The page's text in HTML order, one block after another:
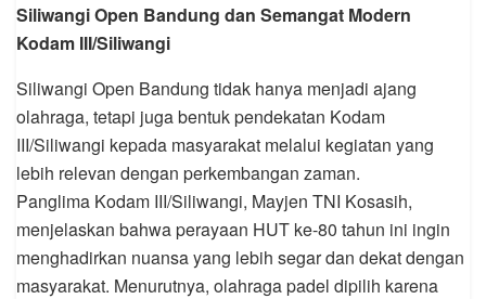
Siliwangi Open Bandung dan Semangat Modern
Kodam III/Siliwangi
Siliwangi Open Bandung tidak hanya menjadi ajang
olahraga, tetapi juga bentuk pendekatan Kodam
III/Siliwangi kepada masyarakat melalui kegiatan yang
lebih relevan dengan perkembangan zaman.
Panglima Kodam III/Siliwangi, Mayjen TNI Kosasih,
menjelaskan bahwa perayaan HUT ke-80 tahun ini ingin
menghadirkan nuansa yang lebih segar dan dekat dengan
masyarakat. Menurutnya, olahraga padel dipilih karena